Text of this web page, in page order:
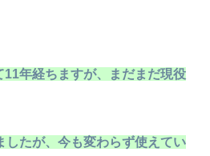
11年経ちますが、まだまだ現役
したが、今も変わらず使えてい